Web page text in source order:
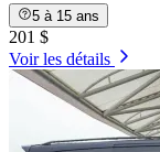
5 à 15 ans
201 $
Voir les détails